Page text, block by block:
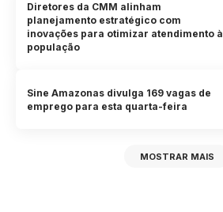
Diretores da CMM alinham
planejamento estratégico com
inovações para otimizar atendimento à
população
Sine Amazonas divulga 169 vagas de
emprego para esta quarta-feira
MOSTRAR MAIS